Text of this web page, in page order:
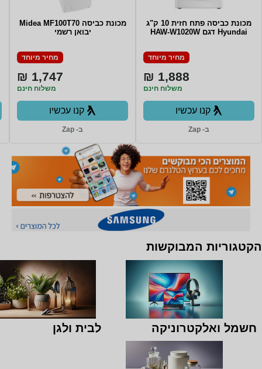
מכונת כביסה פתח חזית 10 ק"ג
Hyundai דגם HAW-W1020W
מחיר מיוחד
1,888 ₪
משלוח חינם
קנו עכשיו
ב- Zap
מכונת כביסה Midea MF100T70
יבואן רשמי
מחיר מיוחד
1,747 ₪
משלוח חינם
קנו עכשיו
ב- Zap
הקטגוריות המבוקשות
חשמל ואלקטרוניקה לבית ולגן